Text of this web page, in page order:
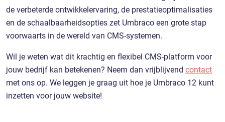
de verbeterde ontwikkelervaring, de prestatieoptimalisaties
en de schaalbaarheidsopties zet Umbraco een grote stap
voorwaarts in de wereld van CMS-systemen.
Wil je weten wat dit krachtig en flexibel CMS-platform voor
jouw bedrijf kan betekenen? Neem dan vrijblijvend contact
met ons op. We leggen je graag uit hoe je Umbraco 12 kunt
inzetten voor jouw website!